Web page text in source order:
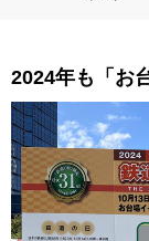
2024年も「お